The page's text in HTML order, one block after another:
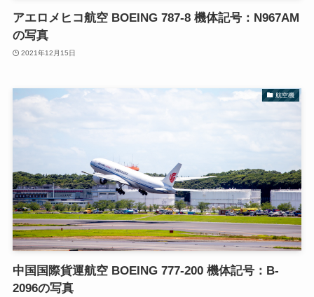
アエロメヒコ航空 BOEING 787-8 機体記号：N967AM
の写真
2021年12月15日
航空機
中国国際貨運航空 BOEING 777-200 機体記号：B-
2096の写真